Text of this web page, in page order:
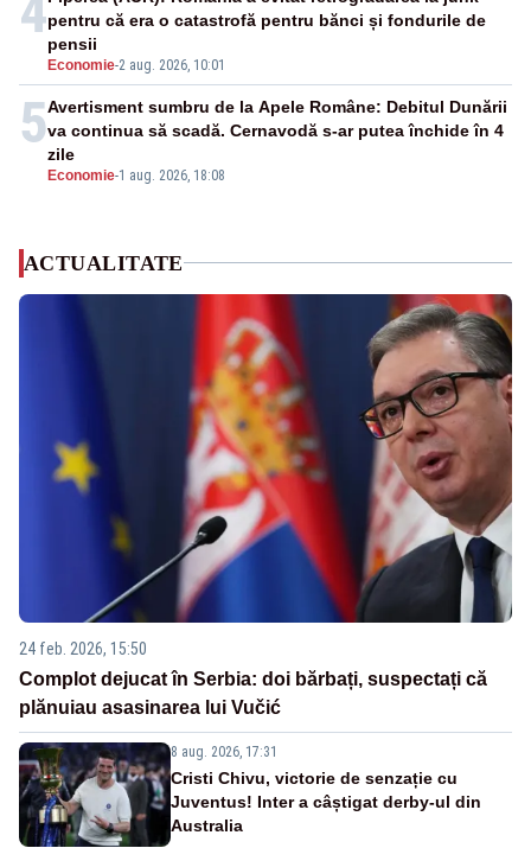
Economie-2 aug. 2026, 10:01
pentru că era o catastrofă pentru bănci și fondurile de
pensii
5
Economie-1 aug. 2026, 18:08
Avertisment sumbru de la Apele Române: Debitul Dunării
va continua să scadă. Cernavodă s-ar putea închide în 4
zile
ACTUALITATE
24 feb. 2026, 15:50
Complot dejucat în Serbia: doi bărbați, suspectați că
plănuiau asasinarea lui Vučić
8 aug. 2026, 17:31
Cristi Chivu, victorie de senzație cu
Juventus! Inter a câștigat derby-ul din
Australia